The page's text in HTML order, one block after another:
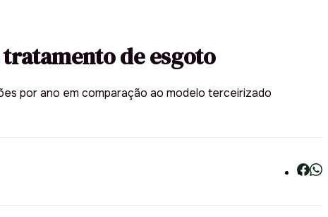
de esgoto
por ano em comparação ao modelo terceirizado